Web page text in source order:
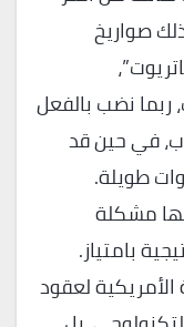
صواريخ
نضب بالفعل
في حين قد
طويلة.
مشكلة
بامتياز.
لعقود